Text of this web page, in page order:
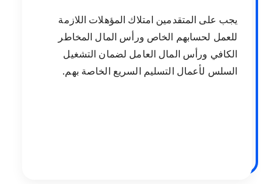
يجب على المتقدمين امتلاك المؤهلات اللازمة
للعمل لحسابهم الخاص ورأس المال المخاطر
الكافي ورأس المال العامل لضمان التشغيل
السلس لأعمال التسليم السريع الخاصة بهم.